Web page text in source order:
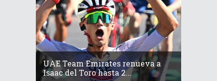
UAE Team Emirates renueva a
Isaac del Toro hasta 2...